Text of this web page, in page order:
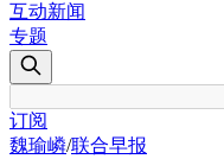
互动新闻
专题
订阅
魏瑜嶙/联合早报